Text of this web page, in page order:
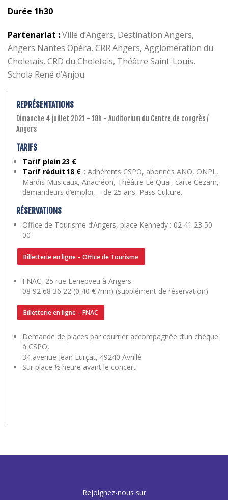
Durée 1h30
Partenariat :Ville d’Angers, Destination Angers,
Angers Nantes Opéra, CRR Angers, Agglomération du
Choletais, CRD du Choletais, Théâtre Saint-Louis,
Schola René d’Anjou
REPRÉSENTATIONS
Dimanche 4 juillet 2021 - 18h - Auditorium du Centre de congrès /
Angers
TARIFS
Tarif plein 23 €
Tarif réduit 18 €: Adhérents CSPO, abonnés ANO, ONPL,
Mardis Musicaux, Anacréon, Théâtre Le Quai, carte Cezam,
demandeurs d’emploi, – de 25 ans, Pass Culture.
RÉSERVATIONS
Office de Tourisme d’Angers, place Kennedy : 02 41 23 50
00
Billetterie en ligne – Office de Tourisme
FNAC, 25 rue Lenepveu à Angers :
08 92 68 36 22 (0,40 € /mn) (supplément de réservation)
Billetterie en ligne – FNAC
Demande de places par courrier accompagnée d’un chèque
à CSPO,
34 avenue Jean Lurçat, 49240 Avrillé
Sur place ½ heure avant le concert
Rejoignez-nous sur